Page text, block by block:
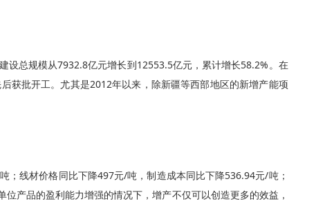
设总规模从7932.8亿元增长到12553.5亿元，累计增长58.2%。在
获批开工。尤其是2012年以来，除新疆等西部地区的新增产能项
线材价格同比下降497元/吨，制造成本同比下降536.94元/吨；
产品的盈利能力增强的情况下，增产不仅可以创造更多的效益，